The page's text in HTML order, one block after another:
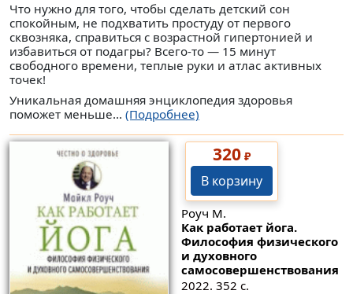
Что нужно для того, чтобы сделать детский сон
спокойным, не подхватить простуду от первого
сквозняка, справиться с возрастной гипертонией и
избавиться от подагры? Всего-то — 15 минут
свободного времени, теплые руки и атлас активных
точек!
Уникальная домашняя энциклопедия здоровья
поможет меньше... (Подробнее)
320₽
В корзину
Роуч М.
Как работает йога.
Философия физического
и духовного
самосовершенствования
2022. 352 с.